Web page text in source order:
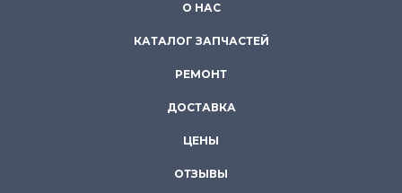
О НАС
КАТАЛОГ ЗАПЧАСТЕЙ
РЕМОНТ
ДОСТАВКА
ЦЕНЫ
ОТЗЫВЫ